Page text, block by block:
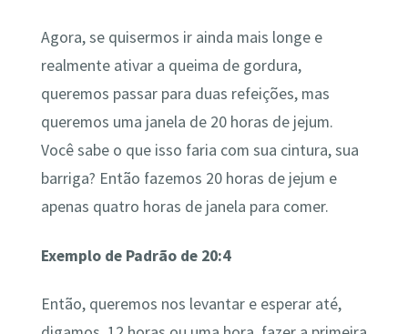
Agora, se quisermos ir ainda mais longe e
realmente ativar a queima de gordura,
queremos passar para duas refeições, mas
queremos uma janela de 20 horas de jejum.
Você sabe o que isso faria com sua cintura, sua
barriga? Então fazemos 20 horas de jejum e
apenas quatro horas de janela para comer.
Exemplo de Padrão de 20:4
Então, queremos nos levantar e esperar até,